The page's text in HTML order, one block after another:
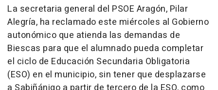
La secretaria general del PSOE Aragón, Pilar
Alegría, ha reclamado este miércoles al Gobierno
autonómico que atienda las demandas de
Biescas para que el alumnado pueda completar
el ciclo de Educación Secundaria Obligatoria
(ESO) en el municipio, sin tener que desplazarse